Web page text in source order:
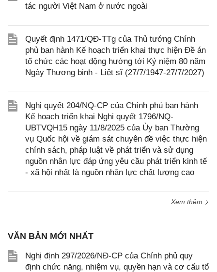
tác người Việt Nam ở nước ngoài
Quyết định 1471/QĐ-TTg của Thủ tướng Chính
phủ ban hành Kế hoạch triển khai thực hiện Đề án
tổ chức các hoạt động hướng tới Kỷ niệm 80 năm
Ngày Thương binh - Liệt sĩ (27/7/1947-27/7/2027)
Nghị quyết 204/NQ-CP của Chính phủ ban hành
Kế hoạch triển khai Nghị quyết 1796/NQ-
UBTVQH15 ngày 11/8/2025 của Ủy ban Thường
vụ Quốc hội về giám sát chuyên đề việc thực hiện
chính sách, pháp luật về phát triển và sử dụng
nguồn nhân lực đáp ứng yêu cầu phát triển kinh tế
- xã hội nhất là nguồn nhân lực chất lượng cao
Xem thêm
VĂN BẢN MỚI NHẤT
Nghị định 297/2026/NĐ-CP của Chính phủ quy
định chức năng, nhiệm vụ, quyền hạn và cơ cấu tổ